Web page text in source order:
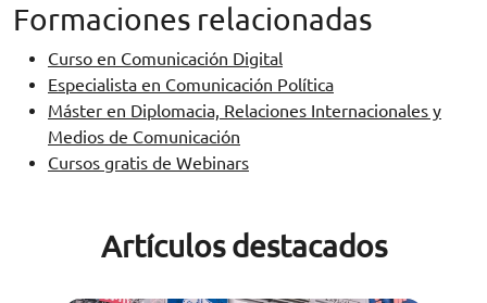
Formaciones relacionadas
Curso en Comunicación Digital
Especialista en Comunicación Política
Máster en Diplomacia, Relaciones Internacionales y
Medios de Comunicación
Cursos gratis de Webinars
Artículos destacados